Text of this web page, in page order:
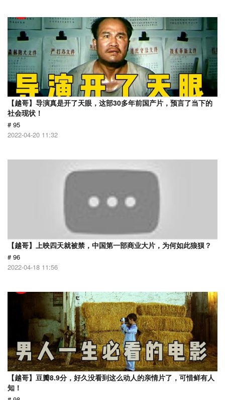
【越哥】导演真是开了天眼，这部30多年前国产片，预言了当下的
社会现状！
# 95
2022-04-20 11:32
【越哥】上映四天就被禁，中国第一部商业大片，为何如此狼狈？
# 96
2022-04-18 11:56
【越哥】豆瓣8.9分，好久没看到这么动人的亲情片了，可惜鲜有人
知！